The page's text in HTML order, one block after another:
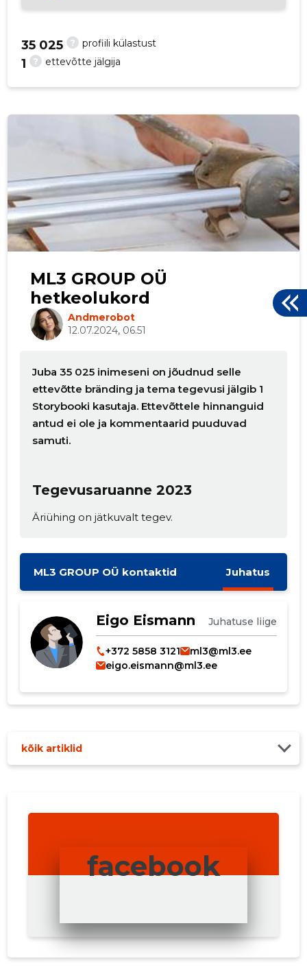
? profiili külastust
35 025
? ettevõtte jälgija
1
ML3 GROUP OÜ
hetkeolukord
Andmerobot
12.07.2024, 06.51
Juba 35 025 inimeseni on jõudnud selle
ettevõtte bränding ja tema tegevusi jälgib 1
Storybooki kasutaja. Ettevõttele hinnanguid
antud ei ole ja kommentaarid puuduvad
samuti.
Tegevusaruanne 2023
Äriühing on jätkuvalt tegev.
ML3 GROUP OÜ kontaktid Juhatus
Eigo Eismann Juhatuse liige
+372 5858 3121
ml3@ml3.ee
eigo.eismann@ml3.ee
kõik artiklid
Muuda pildi
kirjeldust
MUUDA
facebook